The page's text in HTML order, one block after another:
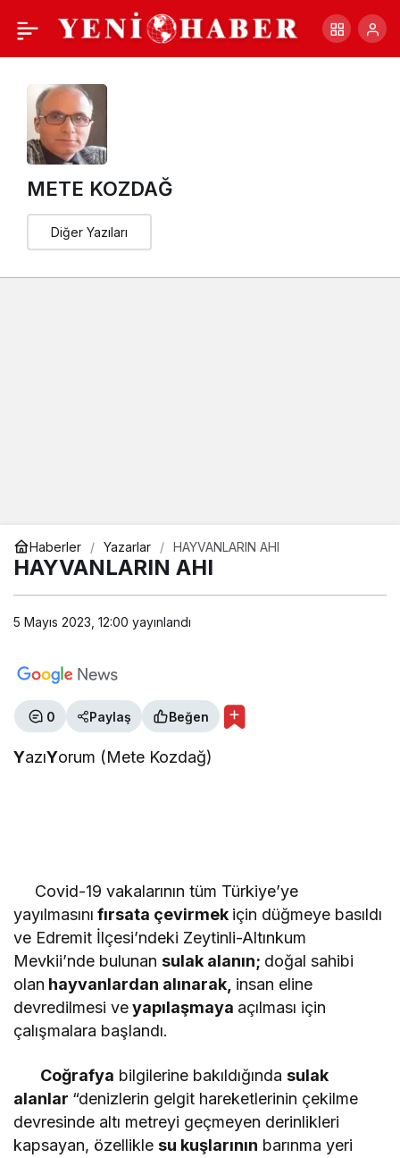
METE KOZDAĞ
Diğer Yazıları
Haberler Yazarlar HAYVANLARIN AHI
HAYVANLARIN AHI
5 Mayıs 2023, 12:00 yayınlandı
0 Paylaş Beğen
YazıYorum (Mete Kozdağ)
Covid-19 vakalarının tüm Türkiye’ye
yayılmasını fırsata çevirmek için düğmeye basıldı
ve Edremit İlçesi’ndeki Zeytinli-Altınkum
Mevkii’nde bulunansulak alanın; doğal sahibi
olan hayvanlardan alınarak, insan eline
devredilmesi veyapılaşmaya açılması için
çalışmalara başlandı.
Coğrafya bilgilerine bakıldığındasulak
alanlar “denizlerin gelgit hareketlerinin çekilme
devresinde altı metreyi geçmeyen derinlikleri
kapsayan, özelliklesu kuşlarının barınma yeri
FED FAİZİ SONRASINDA
DEĞİŞMİYOR
+ - Paylaş